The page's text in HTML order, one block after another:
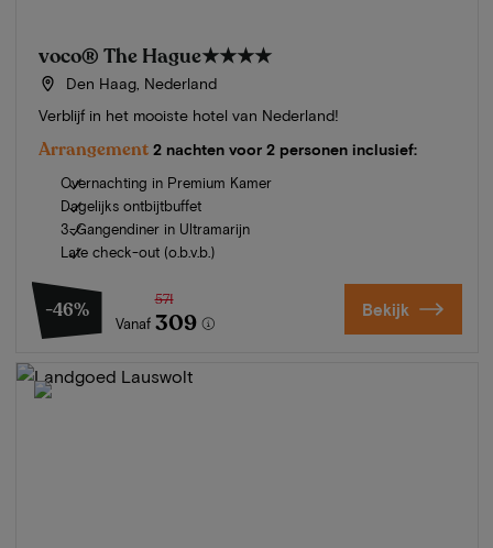
voco® The Hague★★★★
Den Haag, Nederland
Verblijf in het mooiste hotel van Nederland!
Arrangement 2 nachten voor 2 personen inclusief:
Overnachting in Premium Kamer
Dagelijks ontbijtbuffet
3-Gangendiner in Ultramarijn
Late check-out (o.b.v.b.)
-46%
Vanaf
571
309 Bekijk